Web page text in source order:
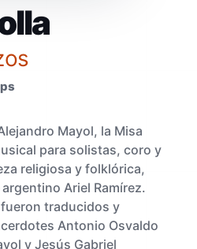
Mayol, la Misa
para solistas, coro y
religiosa y folklórica,
Ariel Ramírez.
traducidos y
Antonio Osvaldo
y Jesús Gabriel